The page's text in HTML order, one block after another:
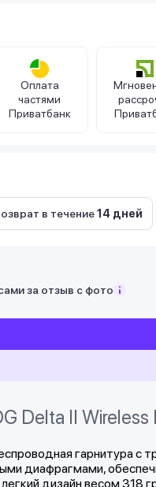
Оплата
частями
Приватбанк
в течение14 дней
за отзыв с фото
Delta II
гарнитура
диафрагмами,
дизайн весом 318